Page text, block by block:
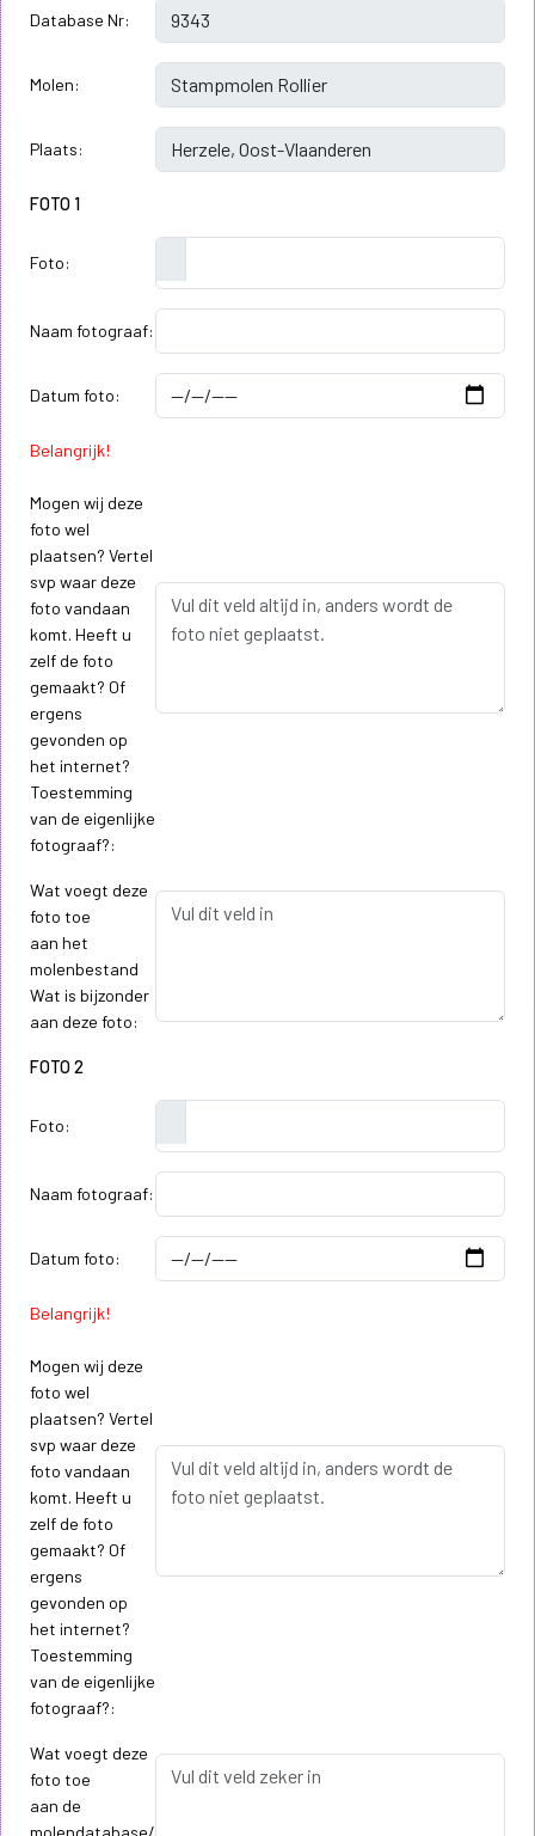
Database Nr:
Molen:
Plaats:
FOTO 1
Foto:
Naam fotograaf:
Datum foto:
Belangrijk!
Mogen wij deze
foto wel
plaatsen? Vertel
svp waar deze
foto vandaan
komt. Heeft u
zelf de foto
gemaakt? Of
ergens
gevonden op
het internet?
Toestemming
van de eigenlijke
fotograaf?:
Wat voegt deze
foto toe
aan het
molenbestand
Wat is bijzonder
aan deze foto:
FOTO 2
Foto:
Naam fotograaf:
Datum foto:
Belangrijk!
Mogen wij deze
foto wel
plaatsen? Vertel
svp waar deze
foto vandaan
komt. Heeft u
zelf de foto
gemaakt? Of
ergens
gevonden op
het internet?
Toestemming
van de eigenlijke
fotograaf?:
Wat voegt deze
foto toe
aan de
molendatabase/